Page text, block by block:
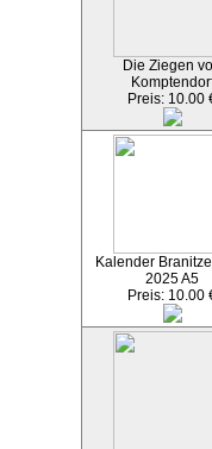
Die Ziegen
Preis: 10.00
Kalender
2025 A5
Preis: 10.00